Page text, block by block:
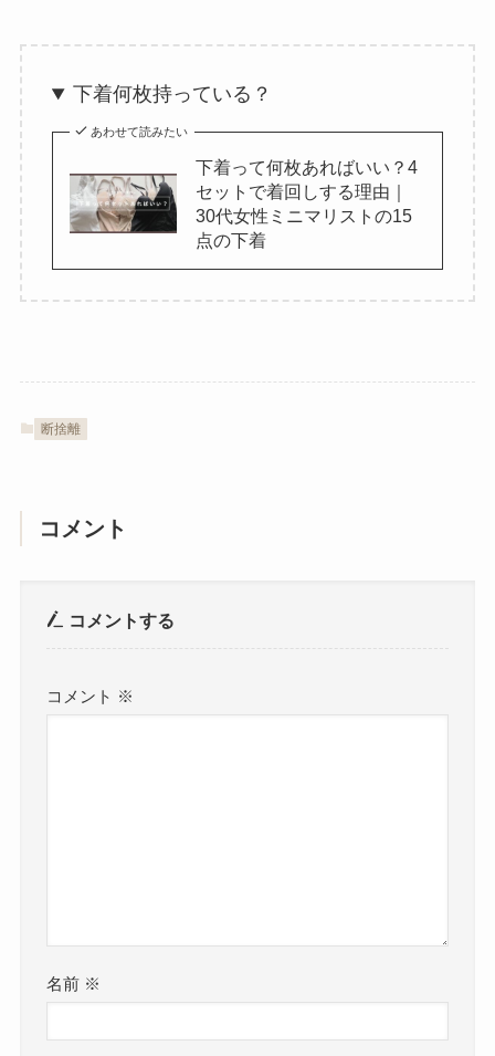
下着何枚持っている？
あわせて読みたい
下着って何枚あればいい？4
セットで着回しする理由｜
30代女性ミニマリストの15
点の下着
断捨離
コメント
コメントする
コメント ※
名前 ※